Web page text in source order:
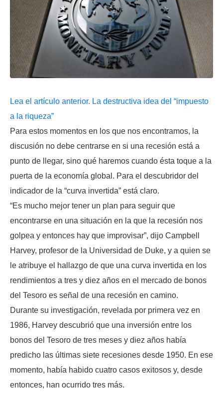
Lea el artículo anterior. La destructiva idea del “impuesto
a la riqueza”
Para estos momentos en los que nos encontramos, la
discusión no debe centrarse en si una recesión está a
punto de llegar, sino qué haremos cuando ésta toque a la
puerta de la economía global. Para el descubridor del
indicador de la “curva invertida” está claro.
“Es mucho mejor tener un plan para seguir que
encontrarse en una situación en la que la recesión nos
golpea y entonces hay que improvisar”, dijo Campbell
Harvey, profesor de la Universidad de Duke, y a quien se
le atribuye el hallazgo de que una curva invertida en los
rendimientos a tres y diez años en el mercado de bonos
del Tesoro es señal de una recesión en camino.
Durante su investigación, revelada por primera vez en
1986, Harvey descubrió que una inversión entre los
bonos del Tesoro de tres meses y diez años había
predicho las últimas siete recesiones desde 1950. En ese
momento, había habido cuatro casos exitosos y, desde
entonces, han ocurrido tres más.